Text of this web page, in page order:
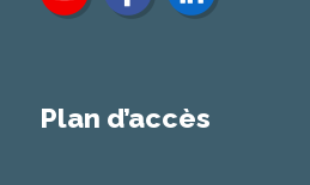
Plan d’accès